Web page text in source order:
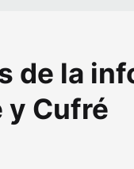
de la
y Cufré